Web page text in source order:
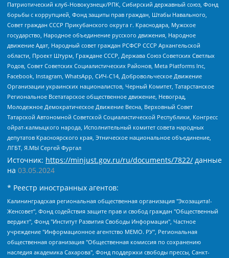
Патриотический клуб-Новокузнецк/РПК, Сибирский державный союз, Фонд
борьбы с коррупцией, Фонд защиты прав граждан, Штабы Навального,
Совет граждан СССР Прикубанского округа г. Краснодара, Мужское
государство, Народное объединение русского движения, Народное
движение Адат, Народный совет граждан РСФСР СССР Архангельской
области, Проект Штурм, Граждане СССР, Держава Союз Советских Светлых
Родов, Совет Советских Социалистических Районов, Meta Platforms Inc,
Facebook, Instagram, WhatsApp, СИЧ-С14, Добровольческое Движение
Организации украинских националистов, Черный Комитет, Татарстанское
Региональное Всетатарское общественное движение, Невоград,
Молодежное Демократическое Движение Весна, Верховный Совет
Татарской Автономной Советской Социалистической Республики, Конгресс
ойрат-калмыцкого народа, Исполнительный комитет совета народных
депутатов Красноярского края, Этническое национальное объединение,
ЛГБТ, Я.МЫ Сергей Фургал
Источник: https://minjust.gov.ru/ru/documents/7822/ данные
на 03.05.2024
* Реестр иностранных агентов:
Калининградская региональная общественная организация "Экозащита!-Женсовет", Фонд содействия защите прав и свобод граждан "Общественный вердикт", Фонд "Институт Развития Свободы Информации", Частное учреждение "Информационное агентство МЕМО. РУ", Региональная общественная организация "Общественная комиссия по сохранению наследия академика Сахарова", Фонд поддержки свободы прессы, Санкт-Петербургская общественная правозащитная организация "Гражданский контроль", Межрегиональная общественная организация "Информационно-просветительский центр "Мемориал", Региональный Фонд "Центр Защиты Прав Средств Массовой Информации", с 05.12.2023 Фонд "Центр Защиты Прав Средств массовой информации", Региональная общественная благотворительная организация помощи беженцам и мигрантам "Гражданское содействие", Негосударственное образовательное учреждение дополнительного профессионального образования (повышение квалификации) специалистов "АКАДЕМИЯ ПО ПРАВАМ ЧЕЛОВЕКА", Свердловская региональная общественная организация "Сутяжник", Автономная некоммерческая организация "Центр независимых социологических исследований", Союз общественных объединений "Российский исследовательский центр по правам человека", Региональное общественное учреждение научно-информационный центр "МЕМОРИАЛ", Некоммерческая организация "Фонд защиты гласности", Автономная некоммерческая организация "Институт прав человека", Городская общественная организация "Екатеринбургское общество "МЕМОРИАЛ", Городская общественная организация "Рязанское историко-просветительское и правозащитное общество "Мемориал" (Рязанский Мемориал), Челябинский региональный орган общественной самодеятельности – женское общественное объединение "Женщины Евразии", Челябинский региональный орган общественной самодеятельности "Уральская правозащитная группа", Фонд содействия защите здоровья и социальной справедливости имени Андрея Рылькова, Автономная Некоммерческая Организация "Аналитический Центр Юрия Левады", Автономная некоммерческая организация социальной поддержки населения "Проект Апрель", Региональная общественная организация помощи женщинам и детям, находящимся в кризисной ситуации "Информационно-методический центр "Анна", Фонд содействия развитию массовых коммуникаций и правовому просвещению "Так-так-Так", Фонд содействия устойчивому развитию "Серебряная тайга", Свердловский региональный общественный фонд социальных проектов "Новое время", "Idel.Реалии", Кавказ.Реалии, Крым.Реалии, Телеканал Настоящее Время, Татаро-башкирская служба Радио Свобода (Azatliq Radiosi), Радио Свободная Европа/Радио Свобода (PCE/PC), "Сибирь.Реалии", "Фактограф", Благотворительный фонд помощи осужденным и их семьям, Автономная некоммерческая организация "Институт глобализации и социальных движений", Фонд "В защиту прав заключенных", Частное учреждение "Центр поддержки и содействия развитию средств массовой информации", Пензенский региональный общественный благотворительный фонд "Гражданский союз", "Север.Реалии", Некоммерческая организация Фонд "Правовая инициатива", Общество с ограниченной ответственностью "Радио Свободная Европа/Радио Свобода", Чешское информационное агентство "MEDIUM-ORIENT", Красноярская региональная общественная организация "Мы против СПИДа", Камалягин Денис Николаевич, Маркелов Сергей Евгеньевич, Пономарев Лев Александрович, Савицкая Людмила Алексеевна, Автономная некоммерческая организация "Центр по работе с проблемой насилия "НАСИЛИЮ.НЕТ", Межрегиональный профессиональный союз работников здравоохранения "Альянс врачей", Юридическое лицо, зарегистрированное в Латвийской Республике, SIA "Medusa Project" (регистрационный номер 40103797863, дата регистрации 10.06.2014), Некоммерческая организация "Фонд по борьбе с коррупцией", Автономная некоммерческая организация "Институт права и публичной политики", Баданин Роман Сергеевич, Гликин Максим Александрович, Железнова Мария Михайловна, Лукьянова Юлия Сергеевна, Маетная Елизавета Витальевна, Маняхин Петр Борисович, Чуракова Ольга Владимировна, Ярош Юлия Петровна, Юридическое лицо "The Insider SIA", зарегистрированное в Риге, Латвийская Республика (дата регистрации 26.06.2015), являющееся администратором доменного имени интернет-издания "The Insider SIA", https://theins.ru, Постернак Алексей Евгеньевич, Рубин Михаил Аркадьевич, Анин Роман Александрович, Юридическое лицо Istories fonds, зарегистрированное в Латвийской Республике (регистрационный номер 50008295751, дата регистрации 24.02.2020), Великовский Дмитрий Александрович, Долинина Ирина Николаевна, Мароховская Алеся Алексеевна, Шлейнов Роман Юрьевич, Шмагун Олеся Валентиновна, Общество с ограниченной ответственностью "Альтаир 2021", Общество с ограниченной ответственностью "Вега 2021", Общество с ограниченной ответственностью "Главный редактор 2021", Общество с ограниченной ответственностью "Ромашки монолит", Важенков Артем Валерьевич, Ивановская областная общественная организация "Центр гендерных исследований", Гурман Юрий Альбертович, Медиапроект "ОВД-Инфо", Егоров Владимир Владимирович, Жилинский Владимир Александрович, Общество с ограниченной ответственностью "ЗП", Иванова София Юрьевна, Карезина Инна Павловна, Кильтау Екатерина Викторовна, Петров Алексей Викторович, Пискунов Сергей Евгеньевич, Смирнов Сергей Сергеевич, Тихонов Михаил Сергеевич, Общество с ограниченной ответственностью "ЖУРНАЛИСТ-ИНОСТРАННЫЙ АГЕНТ", Арапова Галина Юрьевна, Вольтская Татьяна Анатольевна, Американская компания "Mason G.E.S. Anonymous Foundation" (США), являющаяся владельцем интернет-издания https://mnews.world/, Компания "Stichting Bellingcat", зарегистрированная в Нидерландах (дата регистрации 11.07.2018), Захаров Андрей Вячеславович, Клепиковская Екатерина Дмитриевна, Общество с ограниченной ответственностью "МЕМО", Перл Роман Александрович, Симонов Евгений Алексеевич, Соловьева Елена Анатольевна, Сотников Даниил Владимирович, Сурначева Елизавета Дмитриевна, Автономная некоммерческая организация по защите прав человека и информированию населения "Якутия – Наше Мнение", Общество с ограниченной ответственностью "Москоу диджитал медиа", с 26.01.2023 Общество с ограниченной ответственностью "Чайка Белые сады", Ветошкина Валерия Валерьевна, Заговора Максим Александрович, Межрегиональное общественное движение "Российская ЛГБТ - сеть", Оленичев Максим Владимирович, Павлов Иван Юрьевич, Скворцова Елена Сергеевна, Общество с ограниченной ответственностью "Как бы инагент", Кочетков Игорь Викторович, Общество с ограниченной ответственностью "Честные выборы", Еланчик Олег Александрович, Общество с ограниченной ответственностью "Нобелевский призыв", Гималова Регина Эмилевна, Григорьев Андрей Валерьевич, Григорьева Алина Александровна, Ассоциация по содействию защите прав призывников, альтернативнослужащих и военнослужащих "Правозащитная группа "Гражданин.Армия.Право", Хисамова Регина Фаритовна, Автономная некоммерческая организация по реализации социально-правовых программ "Лилит", Дальневосточное общественное движение "Маяк", Санкт-Петербургская ЛГБТ-инициативная группа "Выход", Инициативная группа ЛГБТ+ "Реверс", Алексеев Андрей Викторович, Бекбулатова Таисия Львовна, Беляев Иван Михайлович, Владыкина Елена Сергеевна, Гельман Марат Александрович, Никульшина Вероника Юрьевна, Толоконникова Надежда Андреевна, Шендерович Виктор Анатольевич, Общество с ограниченной ответственностью "Данное сообщение", Общество с ограниченной ответственностью Издательский дом "Новая глава", Айнбиндер Александра Александровна, Московский комьюнити-центр для ЛГБТ+инициатив, Благотворительный фонд развития филантропии, Deutsche Welle (Германия, Kurt-Schumacher-Strasse 3, 53113 Bonn), Борзунова Мария Михайловна, Воробьев Виктор Викторович, Голубева Анна Львовна, Константинова Алла Михайловна, Малкова Ирина Владимировна, Мурадов Мурад Абдулгалимович, Осетинская Елизавета Николаевна, Понасенков Евгений Николаевич, Ганапольский Матвей Юрьевич, Киселев Евгений Алексеевич, Борухович Ирина Григорьевна, Дремин Иван Тимофеевич, Дубровский Дмитрий Викторович, Красноярская региональная общественная организация поддержки и развития альтернативных образовательных технологий и межкультурных коммуникаций "ИНТЕРРА", Маяковская Екатерина Алексеевна, Фейгин Марк Захарович, Филимонов Андрей Викторович, Дзугкоева Регина Николаевна, Доброхотов Роман Александрович, Дудь Юрий Александрович, Елкин Сергей Владимирович, Кругликов Кирилл Игоревич, Сабунаева Мария Леонидовна, Семенов Алексей Владимирович, Шаинян Карен Багратович, Шульман Екатерина Михайловна, Асафьев Артур Валерьевич, Вахштайн Виктор Семенович, Венедиктов Алексей Алексеевич, Лушникова Екатерина Евгеньевна, Волков Леонид Михайлович, Невзоров Александр Глебович, Пархоменко Сергей Борисович, Сироткин Ярослав Николаевич, Кара-Мурза Владимир Владимирович, Баранова Наталья Владимировна, Гозман Леонид Яковлевич, Кагарлицкий Борис Юльевич, Климарев Михаил Валерьевич, Милов Владимир Станиславович, Автономная некоммерческая организация Краснодарский центр современного искусства "Типография", Моргенштерн Алишер Тагирович, Соболь Любовь Эдуардовна, Общество с ограниченной ответственностью "ЛИЗА НОРМ", Каспаров Гарри Кимович, Ходорковский Михаил Борисович, Общество с ограниченной ответственностью "Апрельские тезисы", Данилович Ирина Брониславовна, Кашин Олег Владимирович, Петров Николай Владимирович, Пивоваров Алексей Владимирович, Соколов Михаил Владимирович, Цветкова Юлия Владимировна, Чичваркин Евгений Александрович, Комитет против пыток/Команда против пыток, Общество с ограниченной ответственностью "Первый научный", Общество с ограниченной ответственностью "Вертолет и ко", Белоцерковская Вероника Борисовна, Кац Максим Евгеньевич, Лазарева Татьяна Юрьевна, Шаведдинов Руслан Табризович, Яшин Илья Валерьевич, Общество с ограниченной ответственностью "Иноагент ААВ", Алешковский Дмитрий Петрович, Альбац Евгения Марковна, Быков Дмитрий Львович, Галямина Юлия Евгеньевна, Лойко Сергей Леонидович, Мартынов Кирилл Константинович, Медведев Сергей Александрович, Крашенинников Федор Геннадиевич, Гордеева Катерина Вл